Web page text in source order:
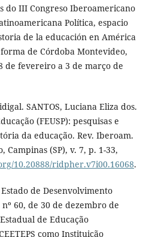
do III Congreso Iberoamericano
Política, espacio
de la educación en América
de Córdoba Montevideo,
de fevereiro a 3 de março de
SANTOS, Luciana Eliza dos.
(FEUSP): pesquisas e
da educação. Rev. Iberoam.
(SP), v. 7, p. 1-33,
10.20888/ridpher.v7i00.16068.
de Desenvolvimento
nº 60, de 30 de dezembro de
de Educação
como Instituição